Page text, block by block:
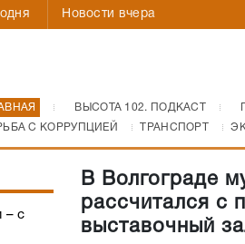
Новости вчера
ВЫСОТА 102. ПОДКАСТ
С КОРРУПЦИЕЙ
ТРАНСПОРТ
– с
В Волгограде
рассчитался с
выставочный